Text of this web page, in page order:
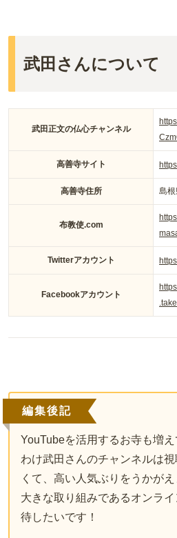
武田さんについて
武田正文の仏心チャンネル
高善寺サイト
高善寺住所 島
布教使.com
Twitterアカウント
Facebookアカウント
編集後記
YouTubeを活用するお寺も増
わけ武田さんのチャンネルは
くて、高い人気ぶりをうかが
大きな取り組みであるオンラ
待したいです！